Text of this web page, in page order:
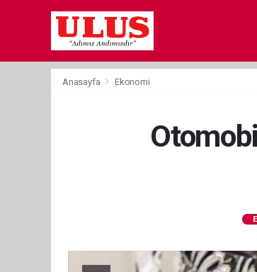
Anasayfa Ekonomi